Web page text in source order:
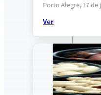
Porto Alegre, 17
Ver